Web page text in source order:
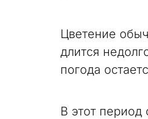
Цветение
длится
погода
В этот